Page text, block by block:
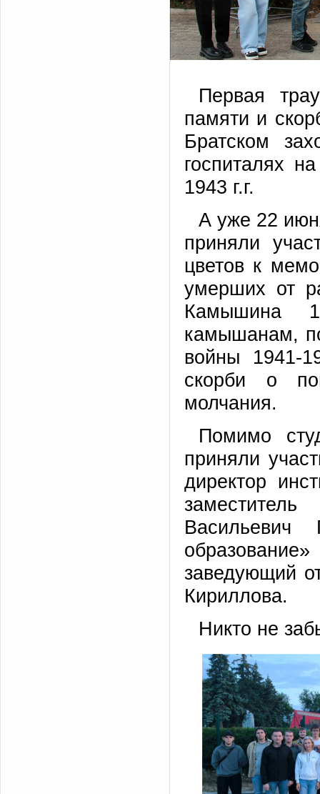
Первая
памяти и
Братском
госпиталях
1943 г.г.
А уже 22
приняли
цветов к
умерших от
Камышина
камышанам,
войны 1941-
скорби о
молчания.
Помимо
приняли
директор
Васильевич
заведующий
Кириллова.
Никто не